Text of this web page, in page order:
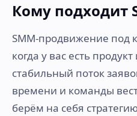
Кому подходит
SMM-продвижение под
когда у вас есть
стабильный поток
времени и команды
берём на себя